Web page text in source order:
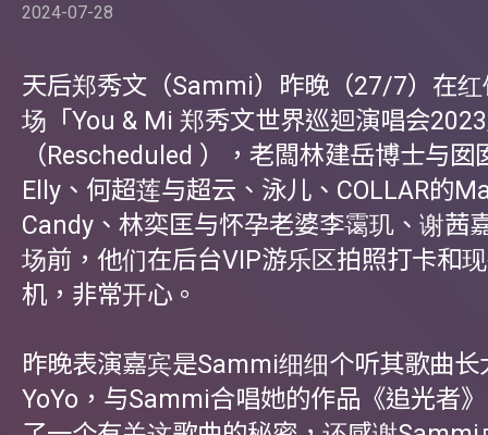
2024-07-28
天后郑秀文（Sammi）昨晚（27/7）在
场「You & Mi 郑秀文世界巡迴演唱会
（Rescheduled ），老闆林建岳博士与囡
Elly、何超莲与超云、泳儿、COLLAR的
Candy、林奕匡与怀孕老婆李霭玑、谢茜
场前，他们在后台VIP游乐区拍照打卡和
机，非常开心。
昨晚表演嘉宾是Sammi细细个听其歌曲长
YoYo，与Sammi合唱她的作品《追光者